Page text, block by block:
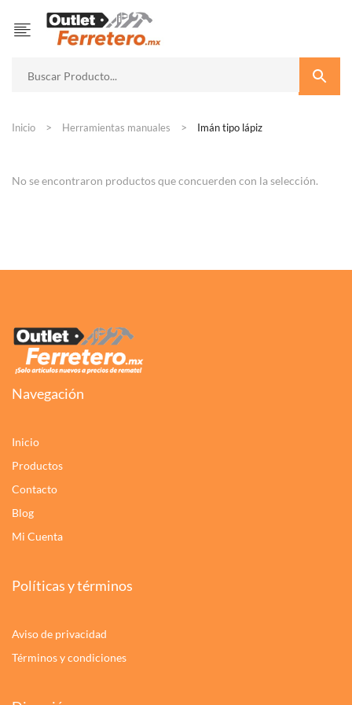
Inicio Herramientas manuales Imán tipo lápiz
No se encontraron productos que concuerden con la selección.
Navegación
Inicio
Productos
Contacto
Blog
Mi Cuenta
Políticas y términos
Aviso de privacidad
Términos y condiciones